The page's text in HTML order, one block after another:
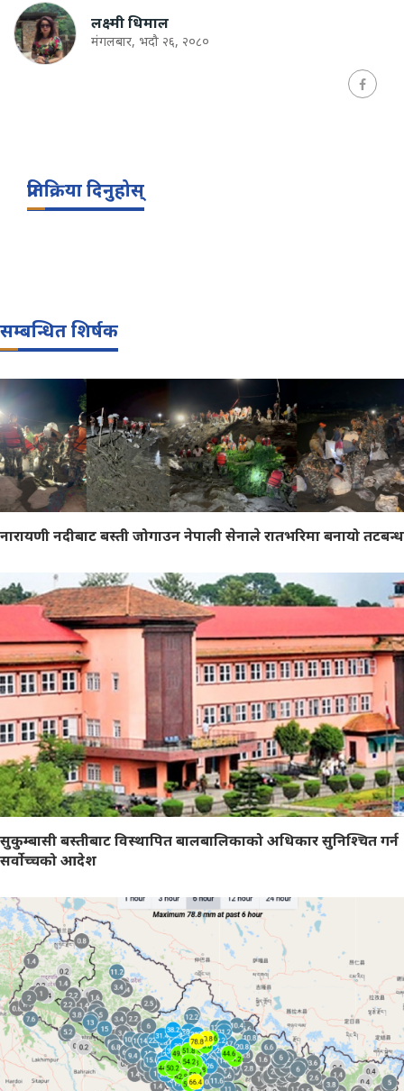
लक्ष्मी धिमाल
मंगलबार, भदौ २६, २०८०
प्रतिक्रिया दिनुहोस्
सम्बन्धित शिर्षक
नारायणी नदीबाट बस्ती जोगाउन नेपाली सेनाले रातभरिमा बनायो तटबन्ध
सुकुम्बासी बस्तीबाट विस्थापित बालबालिकाको अधिकार सुनिश्चित गर्न
सर्वोच्चको आदेश